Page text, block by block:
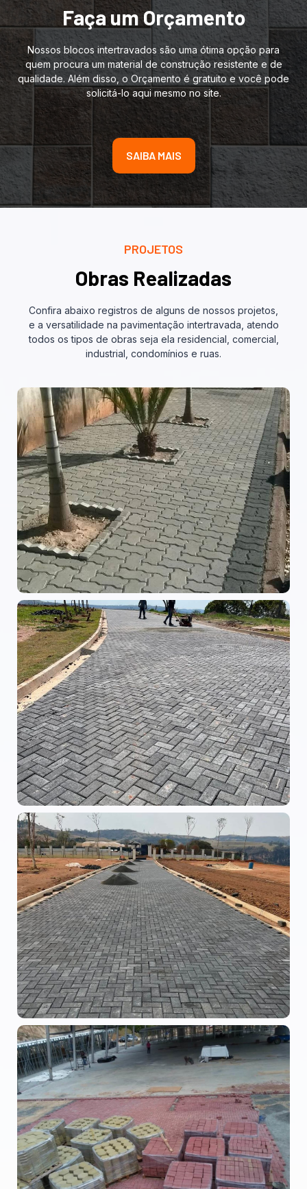
Faça um Orçamento
Nossos blocos intertravados são uma ótima opção para
quem procura um material de construção resistente e de
qualidade. Além disso, o Orçamento é gratuito e você pode
solicitá-lo aqui mesmo no site.
SAIBA MAIS
PROJETOS
Obras Realizadas
Confira abaixo registros de alguns de nossos projetos,
e a versatilidade na pavimentação intertravada, atendo
todos os tipos de obras seja ela residencial, comercial,
industrial, condomínios e ruas.